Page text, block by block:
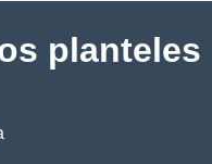
planteles